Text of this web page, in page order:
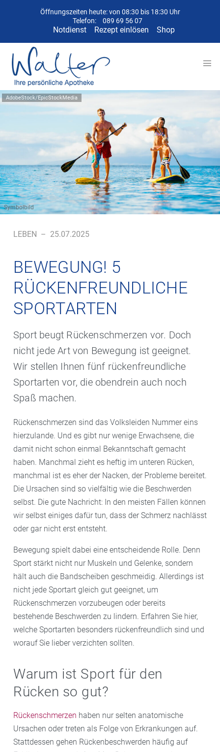
Öffnungszeiten heute: von 08:30 bis 18:30 Uhr
Telefon:
089 69 56 07
Notdienst Rezept einlösen Shop
AdobeStock/EpicStockMedia
Symbolbild
LEBEN – 25.07.2025
BEWEGUNG! 5
RÜCKENFREUNDLICHE
SPORTARTEN
Sport beugt Rückenschmerzen vor. Doch
nicht jede Art von Bewegung ist geeignet.
Wir stellen Ihnen fünf rückenfreundliche
Sportarten vor, die obendrein auch noch
Spaß machen.
Rückenschmerzen sind das Volksleiden Nummer eins
hierzulande. Und es gibt nur wenige Erwachsene, die
damit nicht schon einmal Bekanntschaft gemacht
haben. Manchmal zieht es heftig im unteren Rücken,
manchmal ist es eher der Nacken, der Probleme bereitet.
Die Ursachen sind so vielfältig wie die Beschwerden
selbst. Die gute Nachricht: In den meisten Fällen können
wir selbst einiges dafür tun, dass der Schmerz nachlässt
oder gar nicht erst entsteht.
Bewegung spielt dabei eine entscheidende Rolle. Denn
Sport stärkt nicht nur Muskeln und Gelenke, sondern
hält auch die Bandscheiben geschmeidig. Allerdings ist
nicht jede Sportart gleich gut geeignet, um
Rückenschmerzen vorzubeugen oder bereits
bestehende Beschwerden zu lindern. Erfahren Sie hier,
welche Sportarten besonders rückenfreundlich sind und
worauf Sie lieber verzichten sollten.
Warum ist Sport für den
Rücken so gut?
Rückenschmerzen haben nur selten anatomische
Ursachen oder treten als Folge von Erkrankungen auf.
Stattdessen gehen Rückenbeschwerden häufig auf